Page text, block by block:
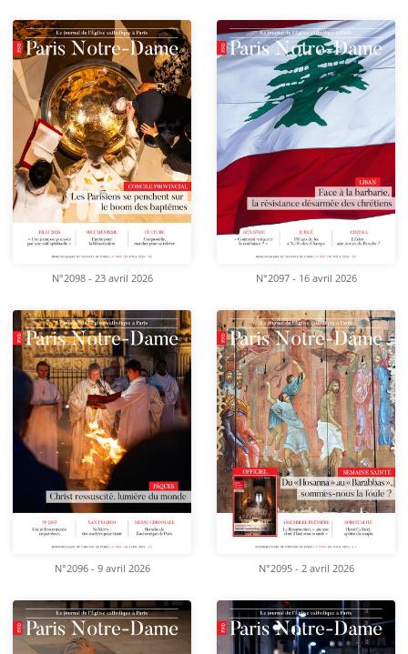
N°2098 - 23 avril 2026 N°2097 - 16 avril 2026
N°2096 - 9 avril 2026 N°2095 - 2 avril 2026